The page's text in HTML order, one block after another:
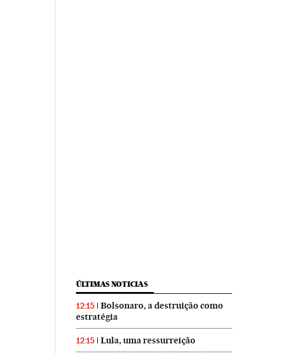
ÚLTIMAS NOTICIAS
12:15
Bolsonaro, a destruição como
estratégia
12:15 Lula, uma ressurreição